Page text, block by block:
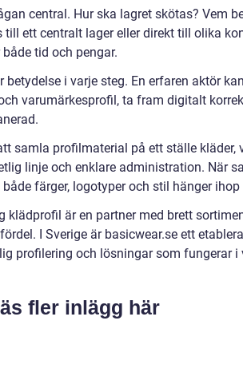
central. Hur ska lagret skötas? Vem
ett centralt lager eller direkt till olika
tid och pengar.
i varje steg. En erfaren aktör
varumärkesprofil, ta fram digitalt
samla profilmaterial på ett ställe kläder,
linje och enklare administration. När
färger, logotyper och stil hänger ihop
är en partner med brett
I Sverige är basicwear.se ett
profilering och lösningar som fungerar i
fler inlägg här